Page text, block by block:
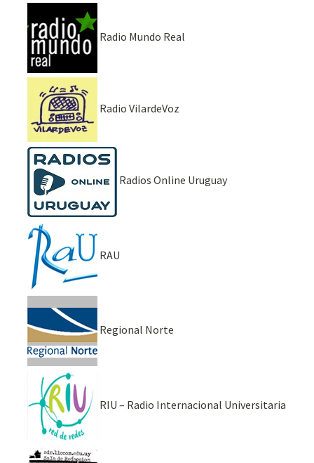
Radio Mundo Real
Radio VilardeVoz
Radios Online Uruguay
RAU
Regional Norte
RIU – Radio Internacional Universitaria